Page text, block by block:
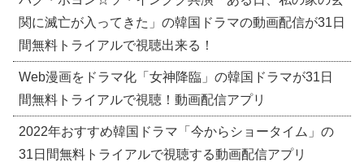
関に滅亡が入ってきた」の韓国ドラマの動画配信が31日
間無料トライアルで視聴出来る！
Web漫画をドラマ化「女神降臨」の韓国ドラマが31日
間無料トライアルで視聴！動画配信アプリ
2022年おすすめ韓国ドラマ「今からショータイム」の
31日間無料トライアルで視聴する動画配信アプリ